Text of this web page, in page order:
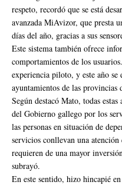
respeto, recordó que se está
avanzada MiAvizor, que presta
días del año, gracias a sus
Este sistema también ofrece
comportamientos de los
experiencia piloto, y este año se
ayuntamientos de las provincias
Según destacó Mato, todas
del Gobierno gallego por los
las personas en situación de
servicios conllevan una
requieren de una mayor
subrayó.
En este sentido, hizo hincapié